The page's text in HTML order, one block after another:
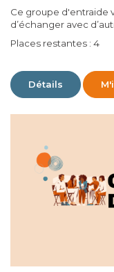
Ce groupe d'entraide
d’échanger avec
Places restantes : 4
Détails